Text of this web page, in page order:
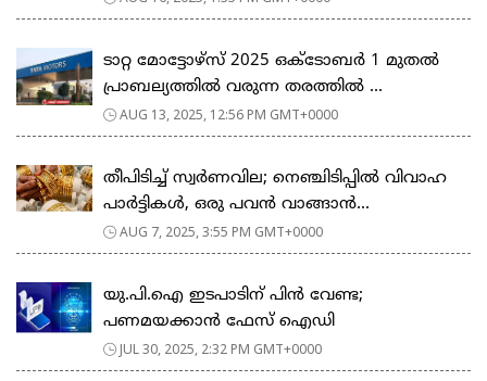
ടാറ്റ മോട്ടോഴ്‌സ് 2025 ഒക്ടോബർ 1 മുതൽ
പ്രാബല്യത്തിൽ വരുന്ന തരത്തിൽ ...
AUG 13, 2025, 12:56 PM GMT+0000
തീപിടിച്ച് സ്വർണവില; നെഞ്ചിടിപ്പിൽ വിവാഹ
പാർട്ടികൾ, ഒരു പവൻ വാങ്ങാൻ...
AUG 7, 2025, 3:55 PM GMT+0000
യു.പി.ഐ ഇടപാടിന് പിൻ വേണ്ട;
പണമയക്കാൻ ഫേസ് ഐഡി
JUL 30, 2025, 2:32 PM GMT+0000